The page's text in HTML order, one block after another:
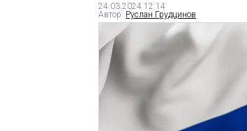
24.03.2024 12:14
Автор: Руслан Грудцинов